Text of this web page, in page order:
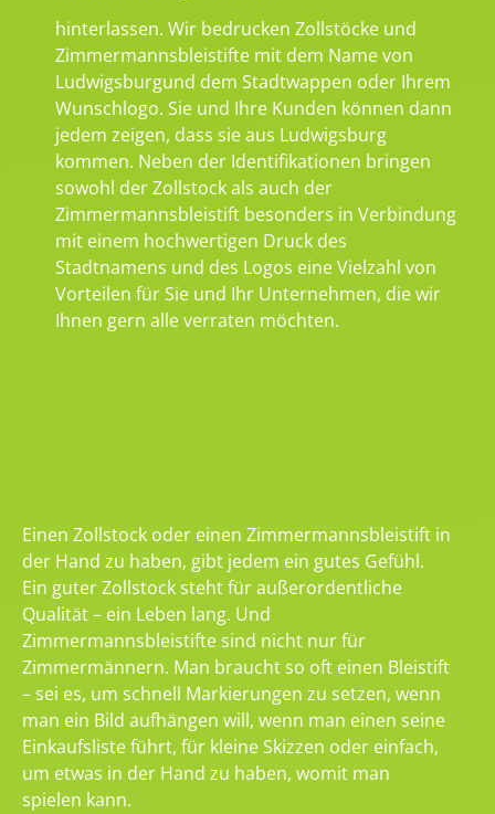
hinterlassen. Wir bedrucken Zollstöcke und
Zimmermannsbleistifte mit dem Name von
Ludwigsburgund dem Stadtwappen oder Ihrem
Wunschlogo. Sie und Ihre Kunden können dann
jedem zeigen, dass sie aus Ludwigsburg
kommen. Neben der Identifikationen bringen
sowohl der Zollstock als auch der
Zimmermannsbleistift besonders in Verbindung
mit einem hochwertigen Druck des
Stadtnamens und des Logos eine Vielzahl von
Vorteilen für Sie und Ihr Unternehmen, die wir
Ihnen gern alle verraten möchten.
Einen Zollstock oder einen Zimmermannsbleistift in
der Hand zu haben, gibt jedem ein gutes Gefühl.
Ein guter Zollstock steht für außerordentliche
Qualität – ein Leben lang. Und
Zimmermannsbleistifte sind nicht nur für
Zimmermännern. Man braucht so oft einen Bleistift
– sei es, um schnell Markierungen zu setzen, wenn
man ein Bild aufhängen will, wenn man einen seine
Einkaufsliste führt, für kleine Skizzen oder einfach,
um etwas in der Hand zu haben, womit man
spielen kann.